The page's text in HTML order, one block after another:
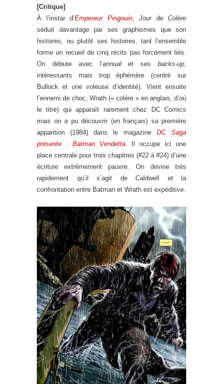
[Critique]
À l’instar d’Empereur Pingouin, Jour de Colère
séduit davantage par ses graphismes que son
histoires, ou plutôt ses histoires, tant l’ensemble
forme un recueil de cinq récits pas forcément liés.
On débute avec l’annualet ses backs-up,
intéressants mais trop éphémère (centré sur
Bullock et une voleuse d’identité). Vient ensuite
l’ennemi de choc, Wrath (« colère » en anglais, d’où
le titre) qui apparaît rarement chez DC Comics
mais on a pu découvrir (en français) sa première
apparition (1984) dans le magazine DC Saga
présente : Batman Vendetta. Il occupe ici une
place centrale pour trois chapitres (#22 à #24) d’une
écriture extrêmement pauvre. On devine très
rapidement qu’il s’agit de Caldwell et la
confrontation entre Batman et Wrath est expéditive.